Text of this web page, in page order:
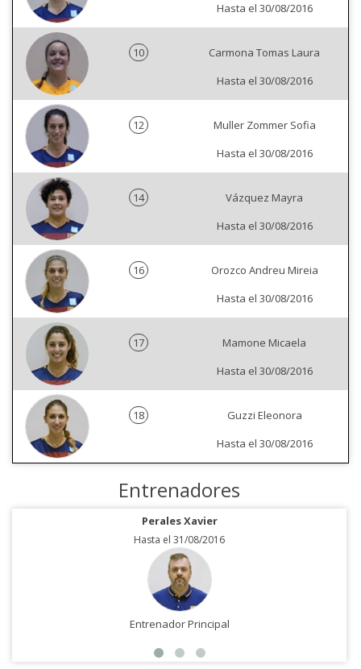
Hasta el 30/08/2016
10
Carmona Tomas Laura
Hasta el 30/08/2016
12
Muller Zommer Sofia
Hasta el 30/08/2016
14
Vázquez Mayra
Hasta el 30/08/2016
16
Orozco Andreu Mireia
Hasta el 30/08/2016
17
Mamone Micaela
Hasta el 30/08/2016
18
Guzzi Eleonora
Hasta el 30/08/2016
Entrenadores
Perales Xavier
Hasta el 31/08/2016
Entrenador Principal